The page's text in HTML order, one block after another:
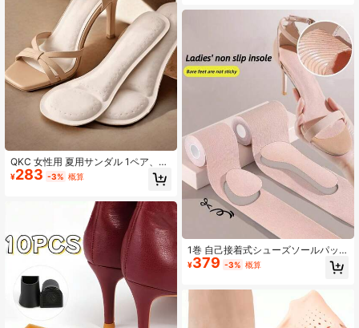
QKC 女性用 夏用サンダル 1ペア、7
mm インソール、吸湿速乾、通気
性、耐摩耗性、ハイヒールにも適し
¥283 -3% 概算
ル、カジュアルシューズに適したシ
ューズアクセサリー / シューズアク
セサリーのみ、シューズは含まれま
1巻 自己接着式シューズソールパッ
ド、通気性 滑り止め、DIYシューズ
アクセサリー ハイヒール、ゴールド
サンダル、ウェッジに適しています
¥379 -3% 概算